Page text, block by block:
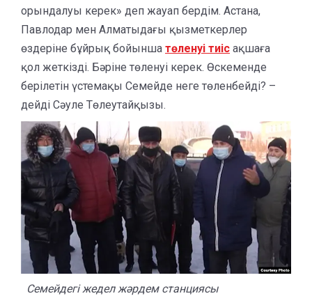
орындалуы керек» деп жауап бердім. Астана,
Павлодар мен Алматыдағы қызметкерлер
өздеріне бұйрық бойынша төленуі тиіс ақшаға
қол жеткізді. Бәріне төленуі керек. Өскеменде
берілетін үстемақы Семейде неге төленбейді? –
дейді Сәуле Төлеутайқызы.
Семейдегі жедел жәрдем станциясы